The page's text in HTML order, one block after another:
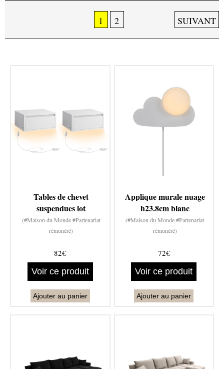
1 2 SUIVANT
Tables de chevet
suspendues lot
(#Maison du Monde #Partenariat
rémunéré)
82€
Voir ce produit
Ajouter au panier
Applique murale nuage
h23.8cm blanc
(#Maison du Monde #Partenariat
rémunéré)
72€
Voir ce produit
Ajouter au panier